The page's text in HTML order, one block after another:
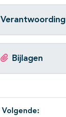
Verantwoording
Bijlagen
Volgende: